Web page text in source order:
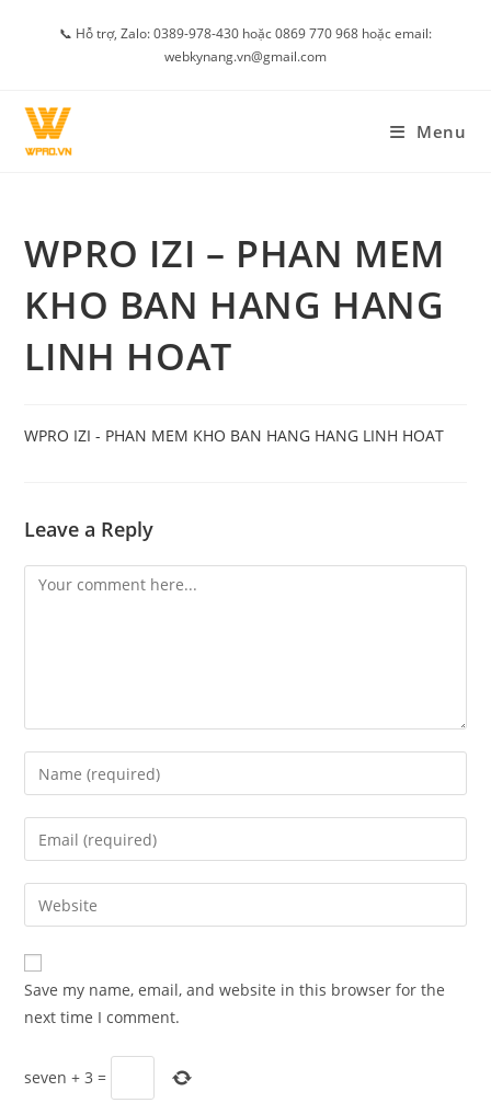
📞 Hỗ trợ, Zalo: 0389-978-430 hoặc 0869 770 968 hoặc email:
webkynang.vn@gmail.com
Menu
WPRO IZI – PHAN MEM
KHO BAN HANG HANG
LINH HOAT
WPRO IZI - PHAN MEM KHO BAN HANG HANG LINH HOAT
Leave a Reply
Comment
Enter
your
name
comment
Enter
your
email
address
comment
Enter
your
website
URL
(optional)
Save my name, email, and website in this browser for the
next time I comment.
seven +3 =